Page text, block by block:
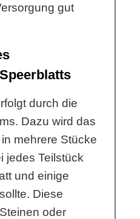
gut
durch die
Dazu wird das
mehrere Stücke
jedes Teilstück
und einige
Diese
oder